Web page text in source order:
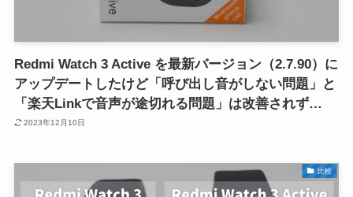
Redmi Watch 3 Active を最新バージョン（2.7.90）に
アップデートしたけど「呼び出し音がしない問題」と
「楽天Linkで音声が途切れる問題」は改善されず…
2023年12月10日
比較